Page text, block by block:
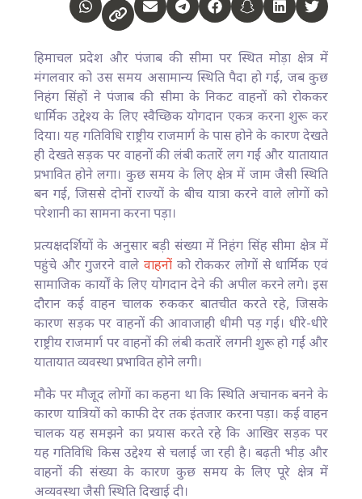
हिमाचल प्रदेश और पंजाब की सीमा पर स्थित मोड़ा क्षेत्र में
मंगलवार को उस समय असामान्य स्थिति पैदा हो गई, जब कुछ
निहंग सिंहों ने पंजाब की सीमा के निकट वाहनों को रोककर
धार्मिक उद्देश्य के लिए स्वैच्छिक योगदान एकत्र करना शुरू कर
दिया। यह गतिविधि राष्ट्रीय राजमार्ग के पास होने के कारण देखते
ही देखते सड़क पर वाहनों की लंबी कतारें लग गईं और यातायात
प्रभावित होने लगा। कुछ समय के लिए क्षेत्र में जाम जैसी स्थिति
बन गई, जिससे दोनों राज्यों के बीच यात्रा करने वाले लोगों को
परेशानी का सामना करना पड़ा।
प्रत्यक्षदर्शियों के अनुसार बड़ी संख्या में निहंग सिंह सीमा क्षेत्र में
पहुंचे और गुजरने वाले वाहनों को रोककर लोगों से धार्मिक एवं
सामाजिक कार्यों के लिए योगदान देने की अपील करने लगे। इस
दौरान कई वाहन चालक रुककर बातचीत करते रहे, जिसके
कारण सड़क पर वाहनों की आवाजाही धीमी पड़ गई। धीरे-धीरे
राष्ट्रीय राजमार्ग पर वाहनों की लंबी कतारें लगनी शुरू हो गईं और
यातायात व्यवस्था प्रभावित होने लगी।
मौके पर मौजूद लोगों का कहना था कि स्थिति अचानक बनने के
कारण यात्रियों को काफी देर तक इंतजार करना पड़ा। कई वाहन
चालक यह समझने का प्रयास करते रहे कि आखिर सड़क पर
यह गतिविधि किस उद्देश्य से चलाई जा रही है। बढ़ती भीड़ और
वाहनों की संख्या के कारण कुछ समय के लिए पूरे क्षेत्र में
अव्यवस्था जैसी स्थिति दिखाई दी।